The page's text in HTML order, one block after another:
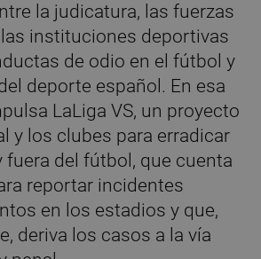
la judicatura, las fuerzas
instituciones deportivas
de odio en el fútbol y
deporte español. En esa
LaLiga VS, un proyecto
y los clubes para erradicar
fuera del fútbol, que cuenta
reportar incidentes
en los estadios y que,
deriva los casos a la vía